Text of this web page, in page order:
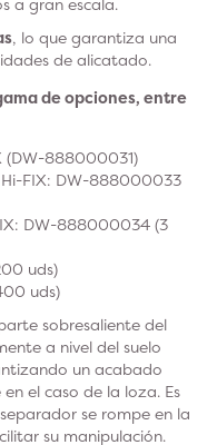
, lo que garantiza una
de alicatado.
de opciones, entre
(DW-888000031)
FIX: DW-888000033
DW-888000034 (3
uds)
uds)
sobresaliente del
a nivel del suelo
un acabado
el caso de la loza. Es
se rompe en la
su manipulación.